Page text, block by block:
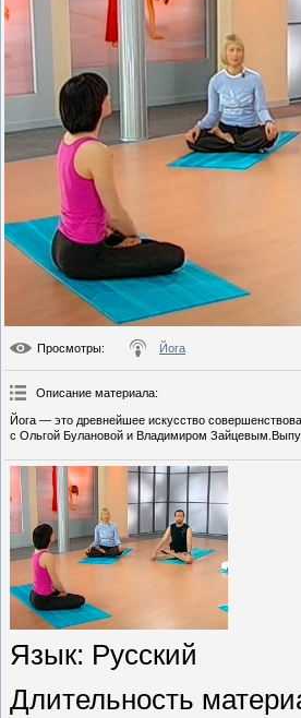
Просмотры: Йога
Описание материала:
Йога — это древнейшее искусство
с Ольгой Булановой и Владимиром
Язык: Русский
Длительность